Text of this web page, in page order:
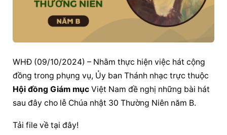
WHĐ (09/10/2024) – Nhằm thực hiện việc hát cộng
Hội đồng Giám mục Việt Nam đề nghị những bài hát
sau đây cho lễ Chúa nhật 30 Thường Niên năm B.
Tải file về tại đây!